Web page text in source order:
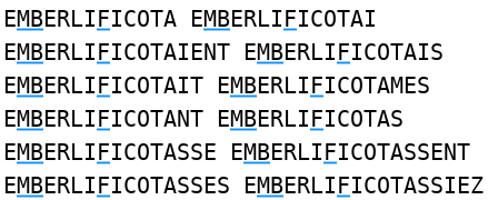
EMBERLIFICOTA EMBERLIFICOTAI
EMBERLIFICOTAIENT EMBERLIFICOTAIS
EMBERLIFICOTAIT EMBERLIFICOTAMES
EMBERLIFICOTANT EMBERLIFICOTAS
EMBERLIFICOTASSE EMBERLIFICOTASSENT
EMBERLIFICOTASSES EMBERLIFICOTASSIEZ